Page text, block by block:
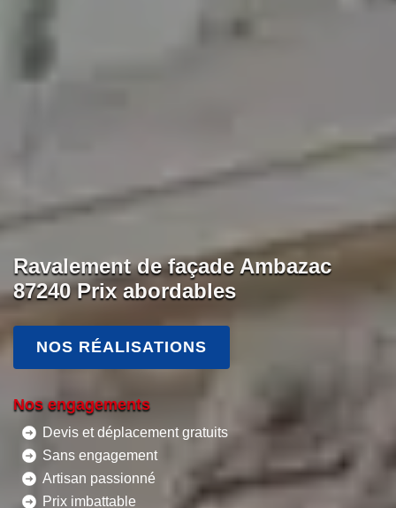
Ravalement de façade Ambazac
87240 Prix abordables
NOS RÉALISATIONS
Nos engagements
Devis et déplacement gratuits
Sans engagement
Artisan passionné
Prix imbattable